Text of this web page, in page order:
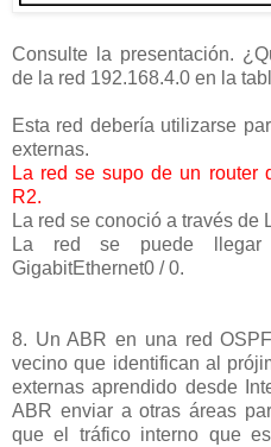
Consulte la presentación.
de la red 192.168.4.0 en la
Esta red debería utilizarse
externas.
La red se supo de un router
R2.
La red se conoció a través de
La red se puede
GigabitEthernet0 / 0.
8. Un ABR en una red
vecino que identifican al
externas aprendido desde
ABR enviar a otras áreas
que el tráfico interno que